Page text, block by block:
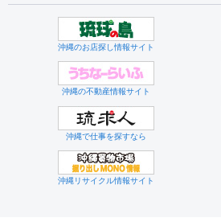
沖縄のお店探し情報サイト
沖縄の不動産情報サイト
沖縄で仕事を探すなら
沖縄リサイクル情報サイト